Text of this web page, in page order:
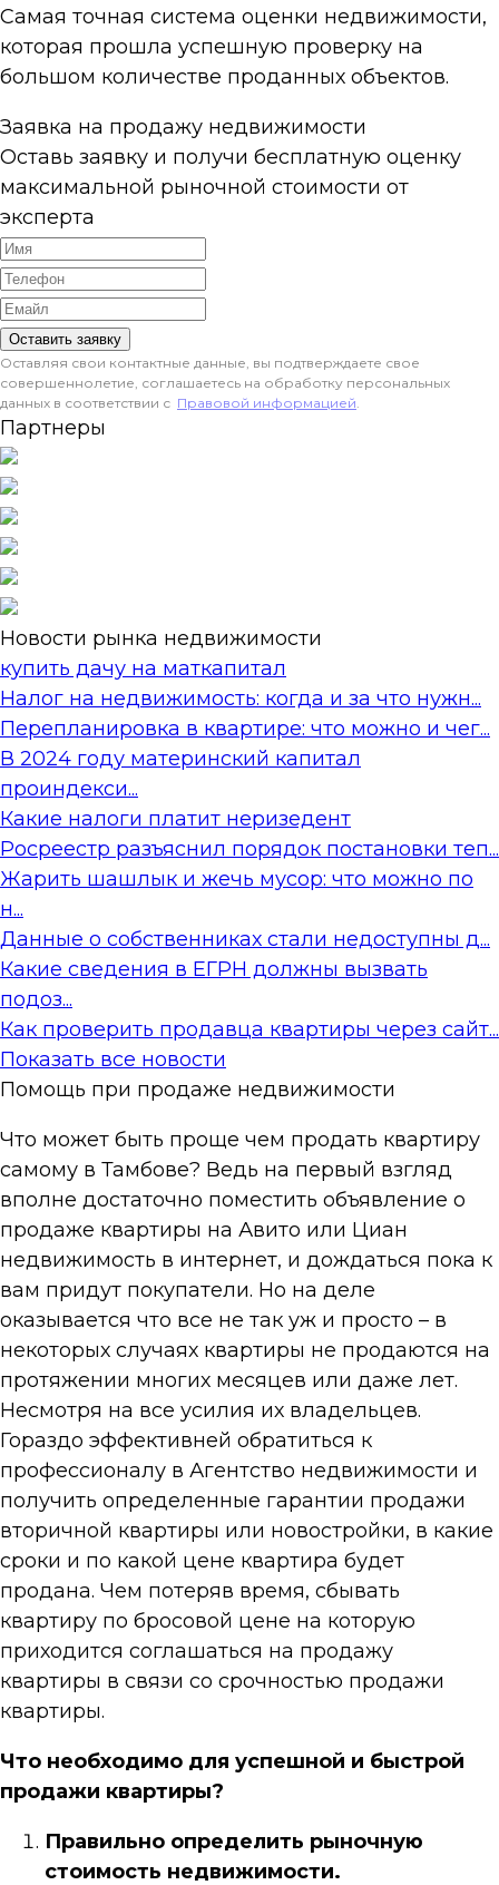
Самая точная система оценки недвижимости,
которая прошла успешную проверку на
большом количестве проданных объектов.
Заявка на продажу недвижимости
Оставь заявку и получи бесплатную оценку
максимальной рыночной стоимости от
эксперта
Оставить заявку
Оставляя свои контактные данные, вы подтверждаете свое
совершеннолетие, соглашаетесь на обработку персональных
данных в соответствии с Правовой информацией
Партнеры
Новости рынка недвижимости
купить дачу на маткапитал
Налог на недвижимость: когда и за что нужн...
Перепланировка в квартире: что можно и чег...
В 2024 году материнский капитал
проиндекси...
Какие налоги платит неризедент
Росреестр разъяснил порядок постановки теп...
Жарить шашлык и жечь мусор: что можно по
н...
Данные о собственниках стали недоступны д...
Какие сведения в ЕГРН должны вызвать
подоз...
Как проверить продавца квартиры через сайт...
Показать все новости
Помощь при продаже недвижимости
Что может быть проще чем продать квартиру
самому в Тамбове? Ведь на первый взгляд
вполне достаточно поместить объявление о
продаже квартиры на Авито или Циан
недвижимость в интернет, и дождаться пока к
вам придут покупатели. Но на деле
оказывается что все не так уж и просто – в
некоторых случаях квартиры не продаются на
протяжении многих месяцев или даже лет.
Несмотря на все усилия их владельцев.
Гораздо эффективней обратиться к
профессионалу в Агентство недвижимости и
получить определенные гарантии продажи
вторичной квартиры или новостройки, в какие
сроки и по какой цене квартира будет
продана. Чем потеряв время, сбывать
квартиру по бросовой цене на которую
приходится соглашаться на продажу
квартиры в связи со срочностью продажи
квартиры.
Что необходимо для успешной и быстрой
продажи квартиры?
Правильно определить рыночную
стоимость недвижимости.